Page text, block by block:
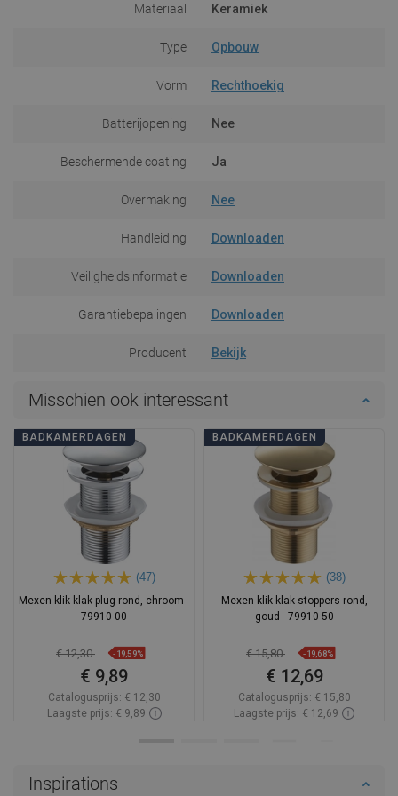
Materiaal Keramiek
Type Opbouw
Vorm Rechthoekig
Batterijopening Nee
Beschermende coating Ja
Overmaking Nee
Handleiding Downloaden
Veiligheidsinformatie Downloaden
Garantiebepalingen Downloaden
Producent Bekijk
Misschien ook interessant
BADKAMERDAGEN
(47)
Mexen klik-klak plug rond, chroom -
79910-00
€ 12,30 -19,59%
€ 9,89
Catalogusprijs: € 12,30
Laagste prijs: € 9,89
BADKAMERDAGEN
(38)
Mexen klik-klak stoppers rond,
goud - 79910-50
€ 15,80 -19,68%
€ 12,69
Catalogusprijs: € 15,80
Laagste prijs: € 12,69
Inspirations